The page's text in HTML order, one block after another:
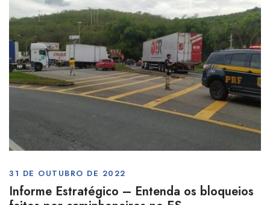
31 DE OUTUBRO DE 2022
Informe Estratégico – Entenda os bloqueios